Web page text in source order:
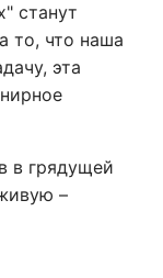
станут
то, что наша
эта
в грядущей
–